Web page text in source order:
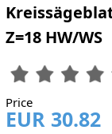
Z=18 HW/WS
Price
EUR 30.82